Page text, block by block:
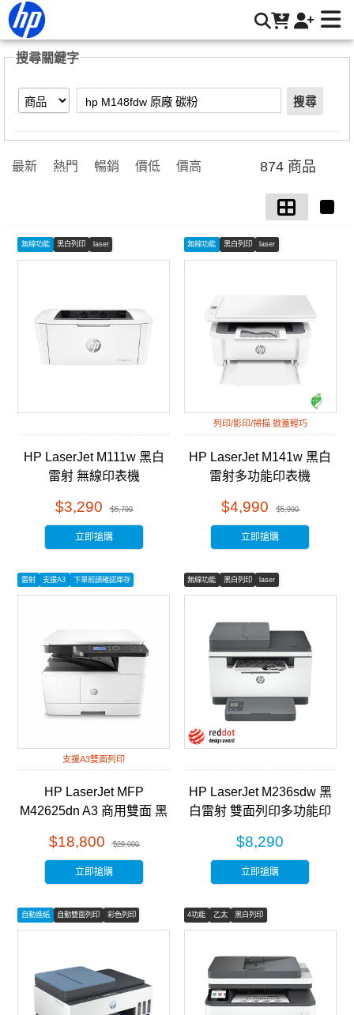
【hp M148fdw 原廠 碳粉】搜尋結果 | HP® 惠普台灣原廠購物
搜尋關鍵字
搜尋
最新 熱門 暢銷 價低 價高 874 商品
無線功能 黑白列印 laser
HP LaserJet M111w 黑白
雷射 無線印表機
$3,290 $5,799
立即搶購
無線功能 黑白列印 laser
列印/影印/掃描 掀蓋輕巧
HP LaserJet M141w 黑白
雷射多功能印表機
$4,990 $5,990
立即搶購
雷射 支援A3 下單前請確認庫存
支援A3雙面列印
HP LaserJet MFP
M42625dn A3 商用雙面 黑
(8AF52A)
$18,800 $29,000
立即搶購
無線功能 黑白列印 laser
HP LaserJet M236sdw 黑
白雷射 雙面列印多功能印
$8,290
立即搶購
自動進紙 自動雙面列印 彩色列印 4功能 乙太 黑白列印